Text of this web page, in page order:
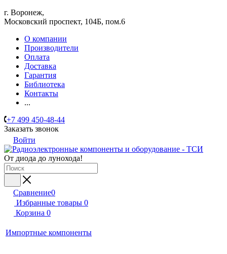
г. Воронеж,
​Московский проспект, 104Б, пом.6
О компании
Производители
Оплата
Доставка
Гарантия
Библиотека
Контакты
...
+7 499 450-48-44
Заказать звонок
Войти
От диода до лунохода!
Сравнение0
Избранные товары 0
Корзина 0
Импортные компоненты